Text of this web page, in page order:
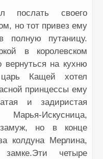
послать своего
но тот привез ему
полную путаницу.
в королевском
на кухню
Кащей хотел
принцессы ему
и задиристая
Искусница,
замуж, но в конце
колдуна Мерлина,
четыре